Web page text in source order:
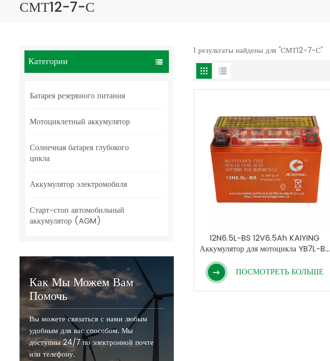
СМТ12-7-С
Категории
Батарея резервного питания
Мотоциклетный аккумулятор
Солнечная батарея глубокого
цикла
Аккумулятор электромобиля
Старт-стоп автомобильный
аккумулятор (AGM)
Как Мы Можем Вам
Помочь
Вы можете связаться с нами любым
удобным для вас способом. Мы
доступны 24/7 по электронной почте
или телефону.
1 результаты найдены для "СМТ12-7-С"
12N6.5L-BS 12V6.5Ah KAIYING
Аккумулятор для мотоцикла YB7L-BS
Гелевая батарея напрямую с завода
ПОСМОТРЕТЬ БОЛЬШЕ